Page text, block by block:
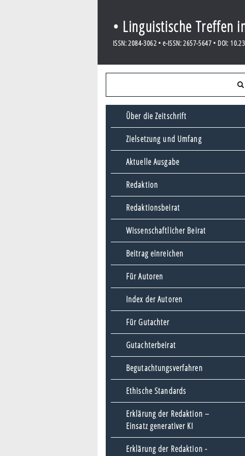
• Linguistische Treffen
ISSN: 2084-3062 • e-ISSN: 2657-5647 • DOI:
Über die Zeitschrift
Zielsetzung und Umfang
Aktuelle Ausgabe
Redaktion
Redaktionsbeirat
Wissenschaftlicher Beirat
Beitrag einreichen
Für Autoren
Index der Autoren
Für Gutachter
Gutachterbeirat
Begutachtungsverfahren
Ethische Standards
Erklärung der Redaktion –
Einsatz generativer KI
Erklärung der Redaktion -